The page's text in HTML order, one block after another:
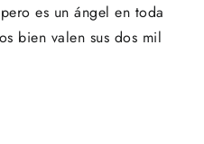
es un ángel en toda
bien valen sus dos mil